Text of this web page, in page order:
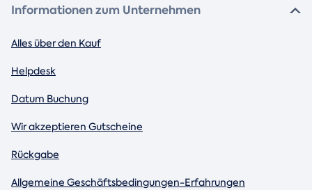
Informationen zum Unternehmen
Alles über den Kauf
Helpdesk
Datum Buchung
Wir akzeptieren Gutscheine
Rückgabe
Allgemeine Geschäftsbedingungen-Erfahrungen